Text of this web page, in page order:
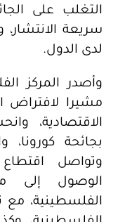
التغلب على
سريعة
لدى الدول.
مشيرا
الاقتصادية،
بجائحة كورونا،
وتواصل
الوصول إلى
الفلسطينية،